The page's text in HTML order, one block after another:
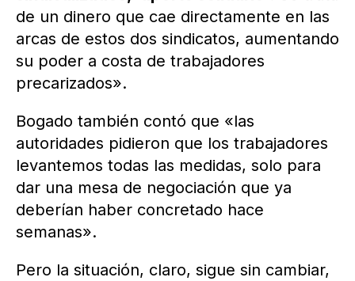
de un dinero que cae directamente en las
arcas de estos dos sindicatos, aumentando
su poder a costa de trabajadores
precarizados».
Bogado también contó que «las
autoridades pidieron que los trabajadores
levantemos todas las medidas, solo para
dar una mesa de negociación que ya
deberían haber concretado hace
semanas».
Pero la situación, claro, sigue sin cambiar,